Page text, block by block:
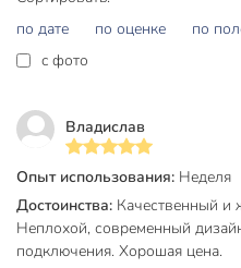
Страна производства
Установка
Степень защиты IP
Модельный ряд
по дате
по оценке
по
c фото
Владислав
Опыт использования: Неделя
Достоинства: Качественный и
Неплохой, современный
подключения. Хорошая цена.